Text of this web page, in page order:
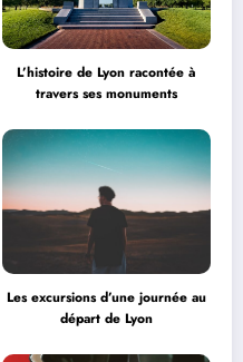
L’histoire de Lyon racontée à
travers ses monuments
Les excursions d’une journée au
départ de Lyon